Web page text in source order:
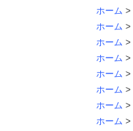
ホーム >
ホーム >
ホーム >
ホーム >
ホーム >
ホーム >
ホーム >
ホーム >